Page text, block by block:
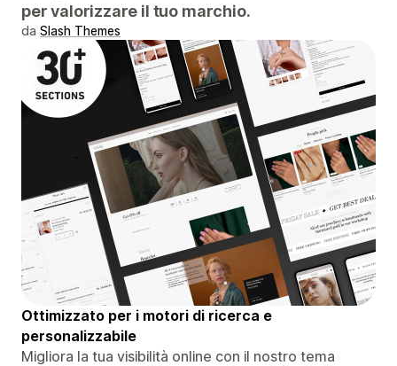
per valorizzare il tuo marchio.
da Slash Themes
Ottimizzato per i motori di ricerca e
personalizzabile
Migliora la tua visibilità online con il nostro tema